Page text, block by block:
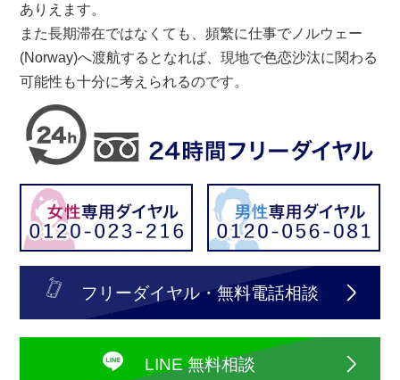
ありえます。
また長期滞在ではなくても、頻繁に仕事でノルウェー
(Norway)へ渡航するとなれば、現地で色恋沙汰に関わる
可能性も十分に考えられるのです。
フリーダイヤル・無料電話相談
LINE 無料相談